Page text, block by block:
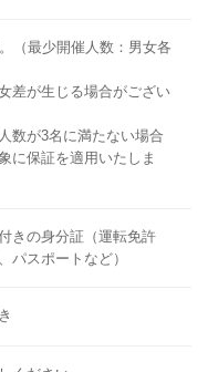
（最少開催人数：男女各
差が生じる場合がござい
数が3名に満たない場合
に保証を適用いたしま
きの身分証（運転免許
パスポートなど）